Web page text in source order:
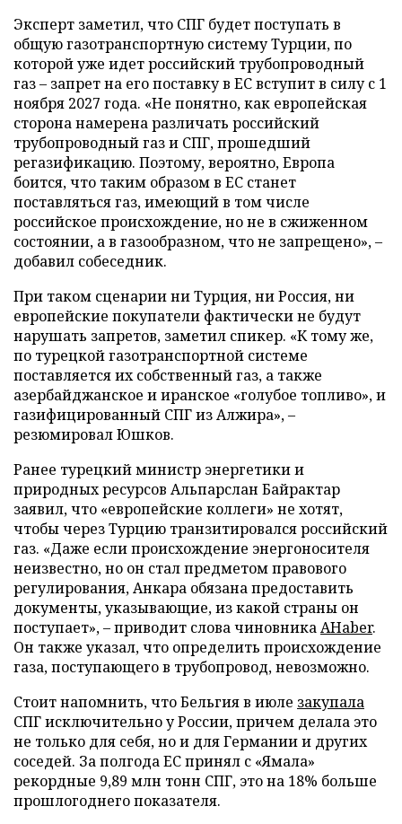
Эксперт заметил, что СПГ будет поступать в
общую газотранспортную систему Турции, по
которой уже идет российский трубопроводный
газ – запрет на его поставку в ЕС вступит в силу с 1
ноября 2027 года. «Не понятно, как европейская
сторона намерена различать российский
трубопроводный газ и СПГ, прошедший
регазификацию. Поэтому, вероятно, Европа
боится, что таким образом в ЕС станет
поставляться газ, имеющий в том числе
российское происхождение, но не в сжиженном
состоянии, а в газообразном, что не запрещено», –
добавил собеседник.
При таком сценарии ни Турция, ни Россия, ни
европейские покупатели фактически не будут
нарушать запретов, заметил спикер. «К тому же,
по турецкой газотранспортной системе
поставляется их собственный газ, а также
азербайджанское и иранское «голубое топливо», и
газифицированный СПГ из Алжира», –
резюмировал Юшков.
Ранее турецкий министр энергетики и
природных ресурсов Альпарслан Байрактар
заявил, что «европейские коллеги» не хотят,
чтобы через Турцию транзитировался российский
газ. «Даже если происхождение энергоносителя
неизвестно, но он стал предметом правового
регулирования, Анкара обязана предоставить
документы, указывающие, из какой страны он
поступает», – приводит слова чиновникаAHaber.
Он также указал, что определить происхождение
газа, поступающего в трубопровод, невозможно.
Стоит напомнить, что Бельгия в июле закупала
СПГ исключительно у России, причем делала это
не только для себя, но и для Германии и других
соседей. За полгода ЕС принял с «Ямала»
рекордные 9,89 млн тонн СПГ, это на 18% больше
прошлогоднего показателя.